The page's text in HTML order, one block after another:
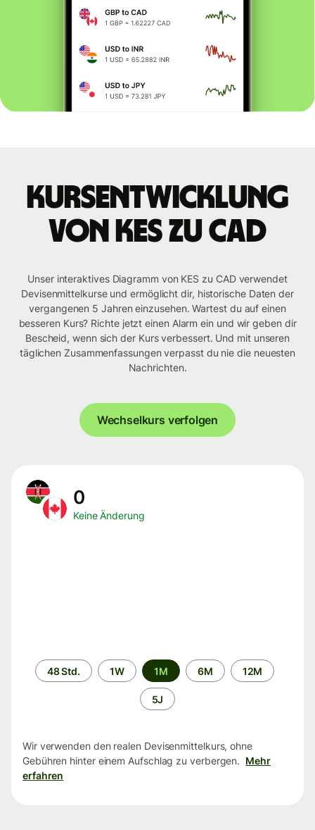
Kursentwicklung
von KES zu CAD
Unser interaktives Diagramm von KES zu CAD verwendet
Devisenmittelkurse und ermöglicht dir, historische Daten der
vergangenen 5 Jahren einzusehen. Wartest du auf einen
besseren Kurs? Richte jetzt einen Alarm ein und wir geben dir
Bescheid, wenn sich der Kurs verbessert. Und mit unseren
täglichen Zusammenfassungen verpasst du nie die neuesten
Nachrichten.
Wechselkurs verfolgen
0
Keine Änderung
Zeitraum
48 Std. 1W 1M 6M 12M
5J
Wir verwenden den realen Devisenmittelkurs, ohne
Gebühren hinter einem Aufschlag zu verbergen. Mehr
erfahren